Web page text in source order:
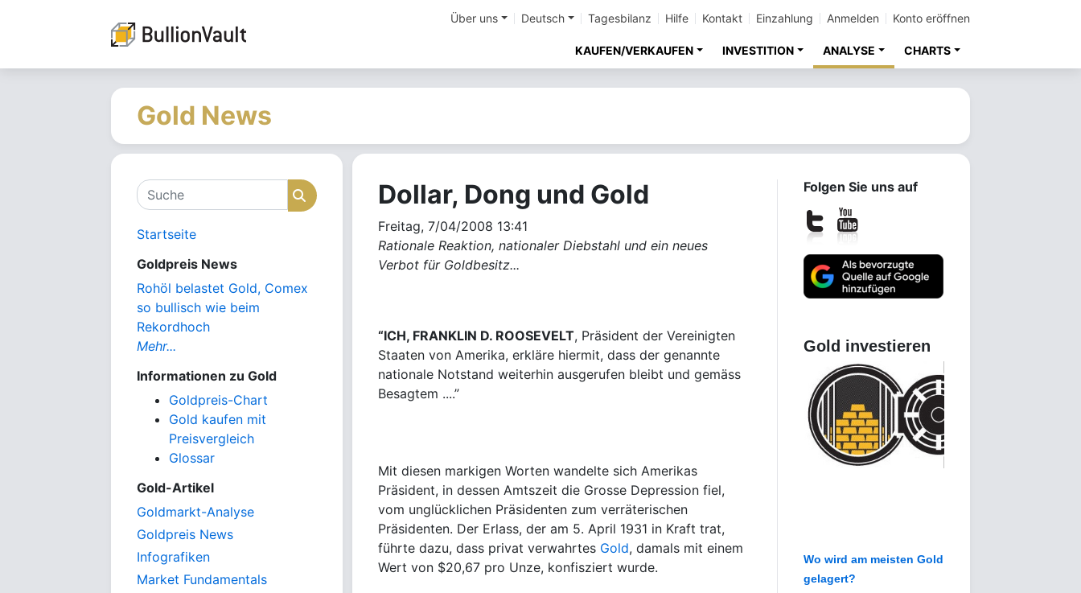
Über uns Deutsch Tagesbilanz Hilfe Kontakt Einzahlung Anmelden Konto eröffnen
KAUFEN/VERKAUFEN INVESTITION ANALYSE CHARTS
Gold News
Suche Suche
Startseite
Goldpreis News
Rohöl belastet Gold, Comex
so bullisch wie beim
Rekordhoch
Mehr...
Informationen zu Gold
Goldpreis-Chart
Gold kaufen mit
Preisvergleich
Glossar
Gold-Artikel
Goldmarkt-Analyse
Goldpreis News
Infografiken
Market Fundamentals
Dollar, Dong und Gold
Freitag, 7/04/2008 13:41
Rationale Reaktion, nationaler Diebstahl und ein neues
Verbot für Goldbesitz...
“ICH, FRANKLIN D. ROOSEVELT, Präsident der Vereinigten
Staaten von Amerika, erkläre hiermit, dass der genannte
nationale Notstand weiterhin ausgerufen bleibt und gemäss
Besagtem ....”
Mit diesen markigen Worten wandelte sich Amerikas
Präsident, in dessen Amtszeit die Grosse Depression fiel,
vom unglücklichen Präsidenten zum verräterischen
Präsidenten. Der Erlass, der am 5. April 1931 in Kraft trat,
führte dazu, dass privat verwahrtes Gold, damals mit einem
Wert von $20,67 pro Unze, konfisziert wurde.
Folgen Sie uns auf
Gold investieren
Wo wird am meisten Gold
gelagert?